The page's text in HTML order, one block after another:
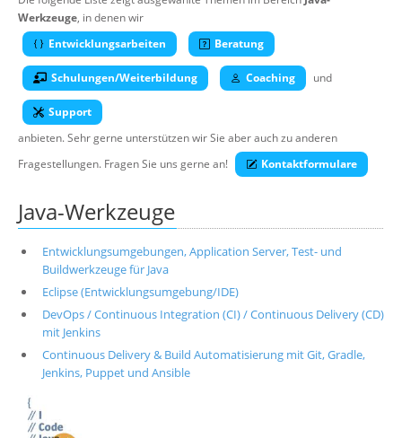
Über uns
Suche
Werkzeuge, in denen wir
Entwicklungsarbeiten
Beratung
Schulungen/Weiterbildung Coaching und
Support
anbieten. Sehr gerne unterstützen wir Sie aber auch zu anderen
Fragestellungen. Fragen Sie uns gerne an!
Kontaktformulare
Java-Werkzeuge
Entwicklungsumgebungen, Application Server, Test- und
Buildwerkzeuge für Java
Eclipse (Entwicklungsumgebung/IDE)
DevOps / Continuous Integration (CI) / Continuous Delivery (CD)
mit Jenkins
Continuous Delivery & Build Automatisierung mit Git, Gradle,
Jenkins, Puppet und Ansible